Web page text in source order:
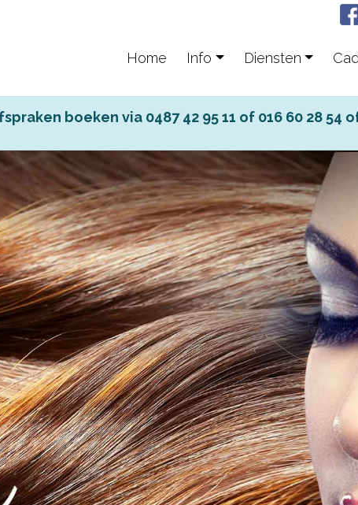
Home Info Diensten
boeken via 0487 42 95 11 of 016 60 28 54